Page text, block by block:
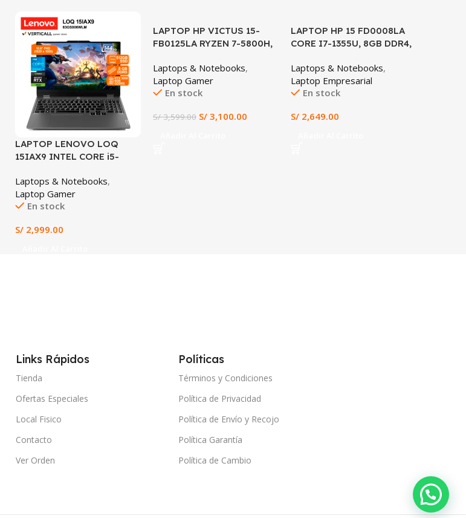
LAPTOP LENOVO LOQ
15IAX9 INTEL CORE i5-
SSD RTX 3050 6GB 15.6″
FHD IPS
Laptops & Notebooks,
Laptop Gamer
En stock
S/ 2,999.00
SALE
LAPTOP HP VICTUS 15-
FB0125LA RYZEN 7-5800H,
512GB SSD, 15.6″ FHD
144HZ
Laptops & Notebooks,
Laptop Gamer
En stock
S/3,599.00 S/ 3,100.00
LAPTOP HP 15 FD0008LA
CORE I7-1355U, 8GB DDR4,
Laptops & Notebooks,
Laptop Empresarial
En stock
S/ 2,649.00
Links Rápidos
Tienda
Ofertas Especiales
Local Fisico
Contacto
Ver Orden
Políticas
Términos y Condiciones
Política de Privacidad
Política de Envío y Recojo
Política Garantía
Política de Cambio